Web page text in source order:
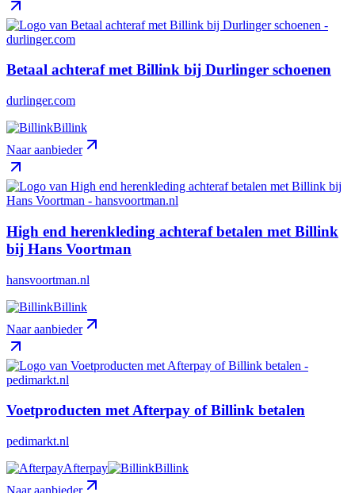
Betaal achteraf met Billink bij Durlinger schoenen
durlinger.com
Billink
Naar aanbieder
High end herenkleding achteraf betalen met Billink
bij Hans Voortman
hansvoortman.nl
Billink
Naar aanbieder
Voetproducten met Afterpay of Billink betalen
pedimarkt.nl
Afterpay
Billink
Naar aanbieder